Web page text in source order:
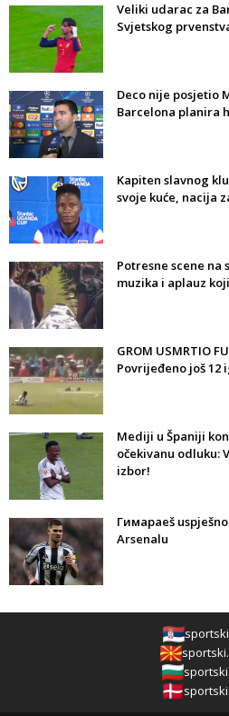
Veliki udarac za
Svjetskog
Deco nije posjetio
Barcelona planira
Kapiten slavnog
svoje kuće, nacija
Potresne scene na
muzika i aplauz
GROM USMRTIO
Povrijeđeno još 12
Mediji u Španiji
očekivanu odluku:
izbor!
Гимараeš
Arsenalu